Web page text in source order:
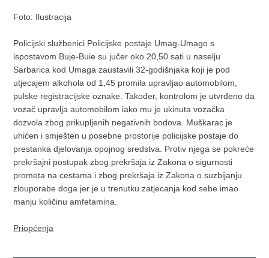
Foto: Ilustracija
Policijski službenici Policijske postaje Umag-Umago s
ispostavom Buje-Buie su jučer oko 20,50 sati u naselju
Sarbarica kod Umaga zaustavili 32-godišnjaka koji je pod
utjecajem alkohola od 1,45 promila upravljao automobilom,
pulske registracijske oznake. Također, kontrolom je utvrđeno da
vozač upravlja automobilom iako mu je ukinuta vozačka
dozvola zbog prikupljenih negativnih bodova. Muškarac je
uhićen i smješten u posebne prostorije policijske postaje do
prestanka djelovanja opojnog sredstva. Protiv njega se pokreće
prekršajni postupak zbog prekršaja iz Zakona o sigurnosti
prometa na cestama i zbog prekršaja iz Zakona o suzbijanju
zlouporabe doga jer je u trenutku zatjecanja kod sebe imao
manju količinu amfetamina.
Priopćenja